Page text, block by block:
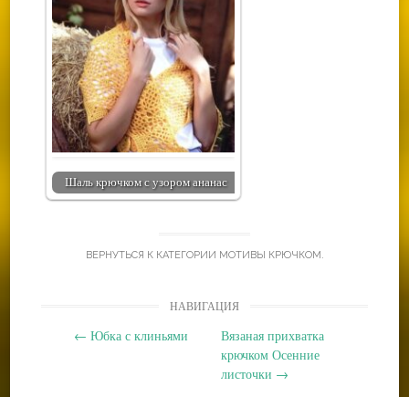
Шаль крючком с узором ананас
ВЕРНУТЬСЯ К КАТЕГОРИИ МОТИВЫ КРЮЧКОМ.
НАВИГАЦИЯ
← Юбка с клиньями
Вязаная прихватка
крючком Осенние
листочки →